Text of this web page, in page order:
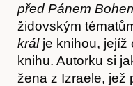
před Pánem
židovským
král je knihou, jejíž
knihu. Autorku si
žena z Izraele, jež